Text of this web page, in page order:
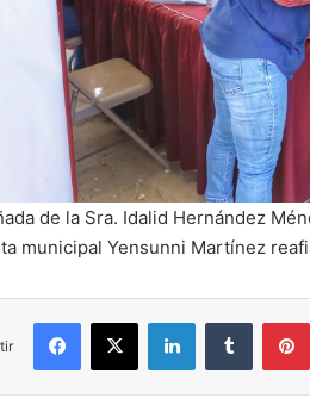
de la Sra. Idalid Hernández
municipal Yensunni Martínez
Facebook
X LinkedInTumblr